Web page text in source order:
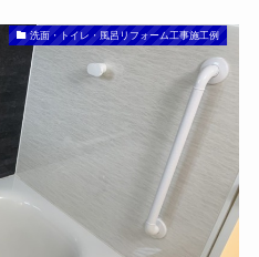
洗面・トイレ・風呂リフォーム工事施工例